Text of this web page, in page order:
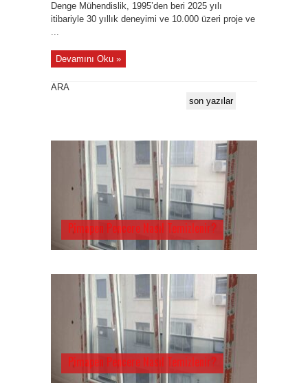
Denge Mühendislik, 1995’den beri 2025 yılı
itibariyle 30 yıllık deneyimi ve 10.000 üzeri proje ve
...
Devamını Oku »
ARA
son yazılar
Pimapen Pencere Nasıl Temizlenir?
Pimapen Pencere Nasıl Temizlenir?